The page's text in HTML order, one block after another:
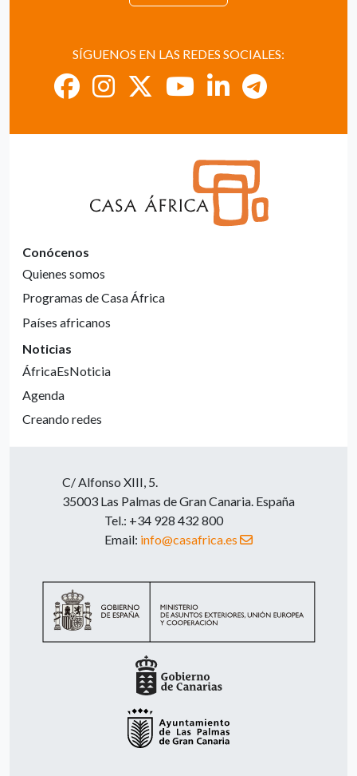
SÍGUENOS EN LAS REDES SOCIALES:
Conócenos
Quienes somos
Programas de Casa África
Países africanos
Noticias
ÁfricaEsNoticia
Agenda
Creando redes
C/ Alfonso XIII, 5.
35003 Las Palmas de Gran Canaria. España
Tel.: +34 928 432 800
Email: info@casafrica.es